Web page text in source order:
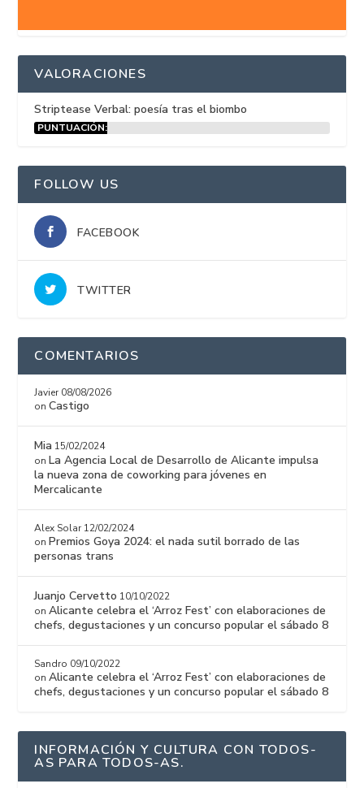
VALORACIONES
Striptease Verbal: poesía tras el biombo
PUNTUACIÓN:
FOLLOW US
FACEBOOK
TWITTER
COMENTARIOS
Javier 08/08/2026
onCastigo
Mia 15/02/2024
onLa Agencia Local de Desarrollo de Alicante impulsa
la nueva zona de coworking para jóvenes en
Mercalicante
Alex Solar 12/02/2024
onPremios Goya 2024: el nada sutil borrado de las
personas trans
Juanjo Cervetto 10/10/2022
onAlicante celebra el ‘Arroz Fest’ con elaboraciones de
chefs, degustaciones y un concurso popular el sábado 8
Sandro 09/10/2022
onAlicante celebra el ‘Arroz Fest’ con elaboraciones de
chefs, degustaciones y un concurso popular el sábado 8
INFORMACIÓN Y CULTURA CON TODOS-
AS PARA TODOS-AS.